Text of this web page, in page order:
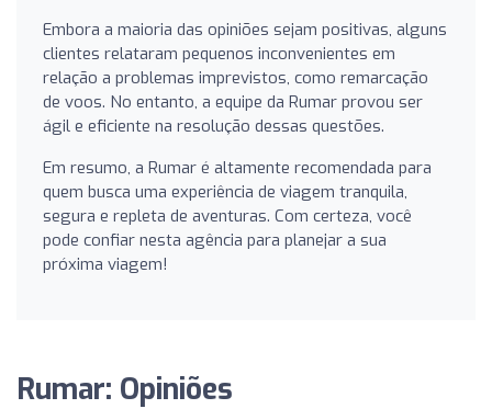
Embora a maioria das opiniões sejam positivas, alguns
clientes relataram pequenos inconvenientes em
relação a problemas imprevistos, como remarcação
de voos. No entanto, a equipe da Rumar provou ser
ágil e eficiente na resolução dessas questões.
Em resumo, a Rumar é altamente recomendada para
quem busca uma experiência de viagem tranquila,
segura e repleta de aventuras. Com certeza, você
pode confiar nesta agência para planejar a sua
próxima viagem!
Rumar: Opiniões